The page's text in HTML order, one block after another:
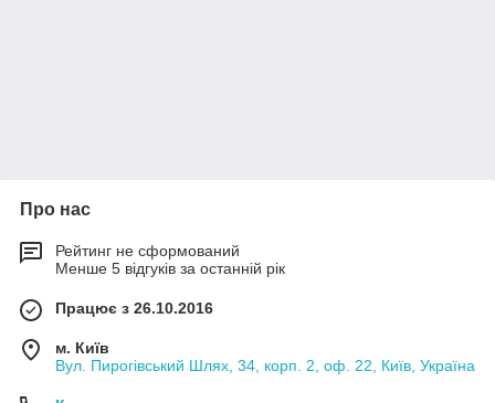
Про нас
Рейтинг не сформований
Менше 5 відгуків за останній рік
Працює з 26.10.2016
м. Київ
Вул. Пирогівський Шлях, 34, корп. 2, оф. 22, Київ, Україна